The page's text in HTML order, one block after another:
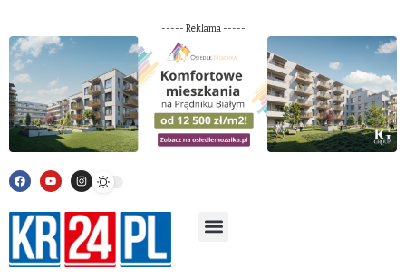
----- Reklama -----